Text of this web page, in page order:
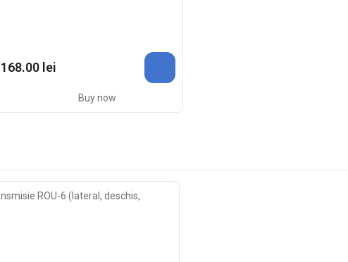
168.00 lei
Buy now
ROU-6 (lateral, deschis,